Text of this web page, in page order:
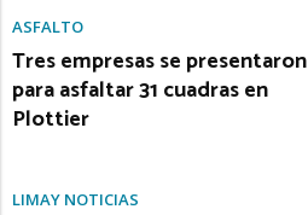
ASFALTO
Tres empresas se presentaron
para asfaltar 31 cuadras en
Plottier
LIMAY NOTICIAS